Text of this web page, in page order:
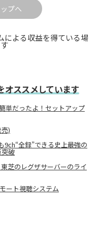
プへ
による収益を得ている場
オススメしています
単だったよ！セットアップ
)
9ch“全録”できる史上最強の
破
芝のレグザサーバーのライ
ート視聴システム